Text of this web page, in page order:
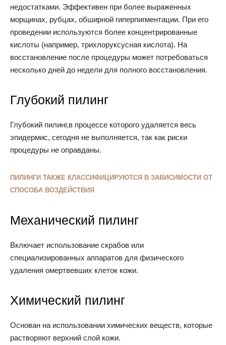
недостатками. Эффективен при более выраженных
морщинах, рубцах, обширной гиперпигментации. При его
проведении используются более концентрированные
кислоты (например, трихлоруксусная кислота). На
восстановление после процедуры может потребоваться
несколько дней до недели для полного восстановления.
Глубокий пилинг
Глубокий пилинг,в процессе которого удаляется весь
эпидермис, сегодня не выполняется, так как риски
процедуры не оправданы.
ПИЛИНГИ ТАКЖЕ КЛАССИФИЦИРУЮТСЯ В ЗАВИСИМОСТИ ОТ
СПОСОБА ВОЗДЕЙСТВИЯ
Механический пилинг
Включает использование скрабов или
специализированных аппаратов для физического
удаления омертвевших клеток кожи.
Химический пилинг
Основан на использовании химических веществ, которые
растворяют верхний слой кожи.